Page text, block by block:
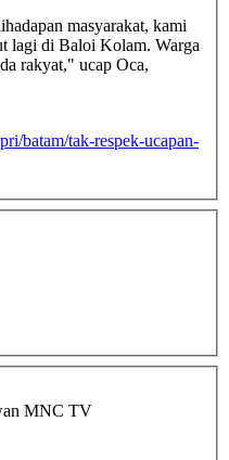
masyarakat, kami
lagi di Baloi Kolam. Warga
rakyat," ucap Oca,
batam/tak-respek-ucapan-
MNC TV